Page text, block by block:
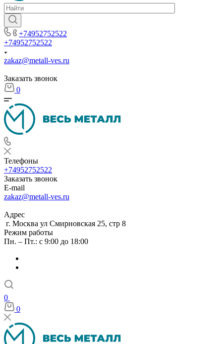
+74952752522
+74952752522
zakaz@metall-ves.ru
Заказать звонок
0
Телефоны
+74952752522
Заказать звонок
E-mail
zakaz@metall-ves.ru
Адрес
г. Москва ул Смирновская 25, стр 8
Режим работы
Пн. – Пт.: с 9:00 до 18:00
0
0